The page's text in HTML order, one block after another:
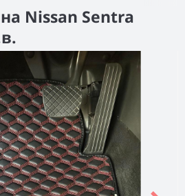
Nissan Sentra